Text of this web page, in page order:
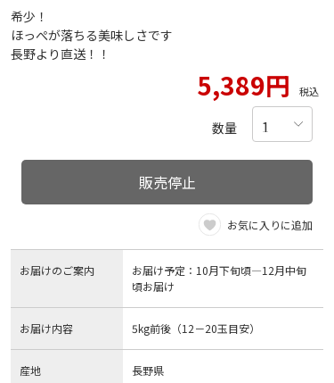
希少！
ほっぺが落ちる美味しさです
長野より直送！！
5,389円 税込
数量
販売停止
お気に入りに追加
お届けのご案内
お届け予定：10月下旬頃―12月中旬
頃お届け
お届け内容 5kg前後（12－20玉目安）
産地 長野県